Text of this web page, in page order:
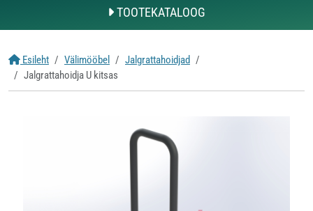
TOOTEKATALOOG
Esileht Välimööbel
Jalgrattahoidjad
Jalgrattahoidja U kitsas